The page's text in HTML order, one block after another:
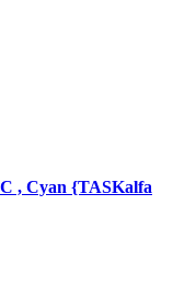
, Cyan {TASKalfa